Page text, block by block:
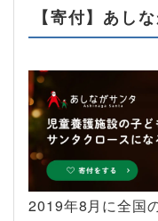
【寄付】あし
2019年8月に全国